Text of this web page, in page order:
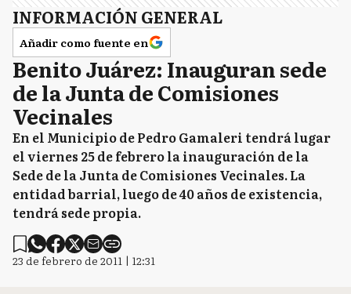
INFORMACIÓN GENERAL
Añadir como fuente en
Benito Juárez: Inauguran sede
de la Junta de Comisiones
Vecinales
En el Municipio de Pedro Gamaleri tendrá lugar
el viernes 25 de febrero la inauguración de la
Sede de la Junta de Comisiones Vecinales. La
entidad barrial, luego de 40 años de existencia,
tendrá sede propia.
23 de febrero de 2011 | 12:31